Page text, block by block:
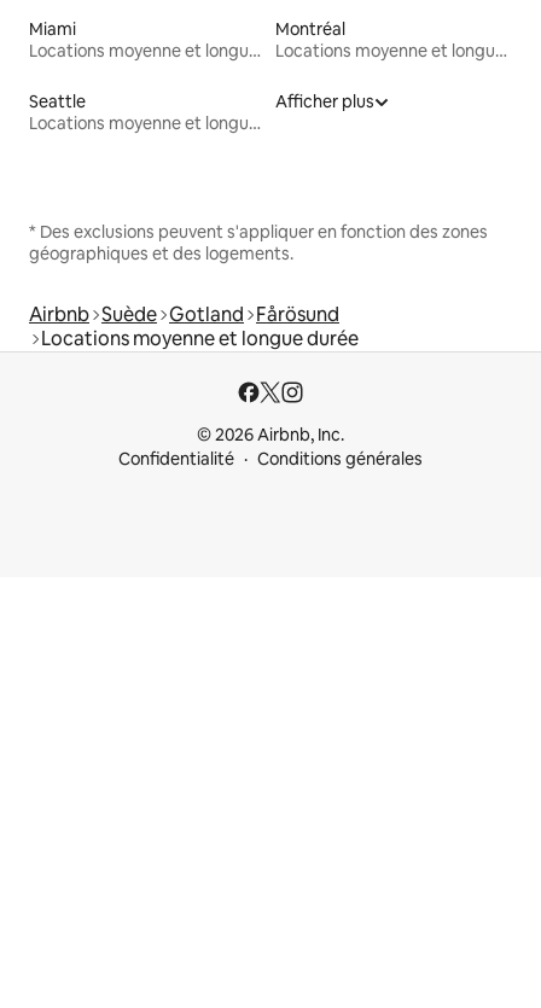
Miami
Locations moyenne et longue durée
Montréal
Locations moyenne et longue durée
Seattle
Locations moyenne et longue durée
Afficher plus
* Des exclusions peuvent s'appliquer en fonction des zones
géographiques et des logements.
Airbnb Suède Gotland Fårösund
Locations moyenne et longue durée
© 2026 Airbnb, Inc.
Confidentialité
Conditions générales